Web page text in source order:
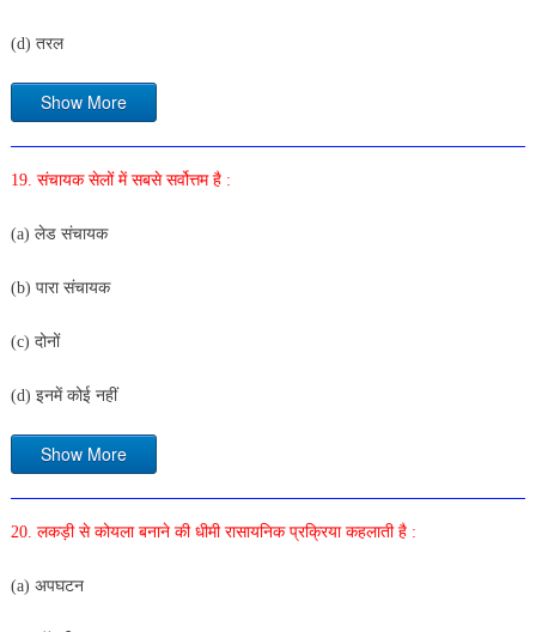
(d) तरल
Show More
19. संचायक सेलों में सबसे सर्वोत्तम है :
(a) लेड संचायक
(b) पारा संचायक
(c) दोनों
(d) इनमें कोई नहीं
Show More
20. लकड़ी से कोयला बनाने की धीमी रासायनिक प्रक्रिया कहलाती है :
(a) अपघटन